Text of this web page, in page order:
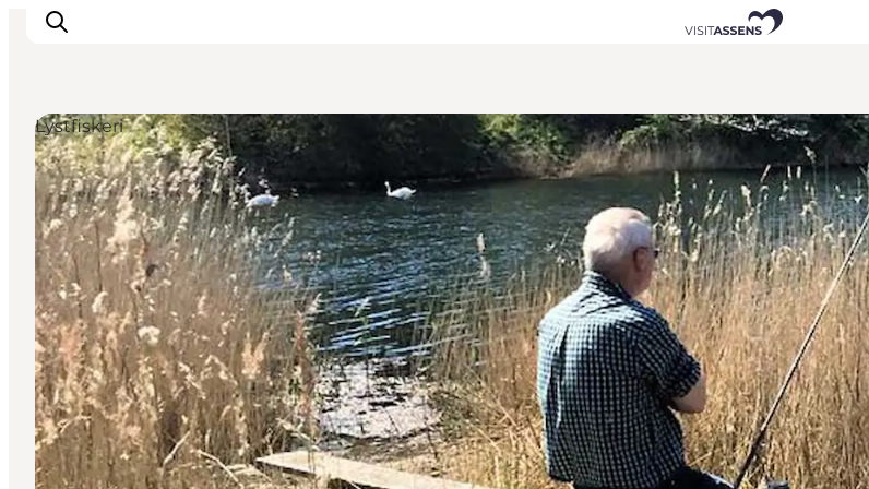
Overnatning
Oplevelser
Spis & drik
Det sker
Åbningstider
Lystfiskeri